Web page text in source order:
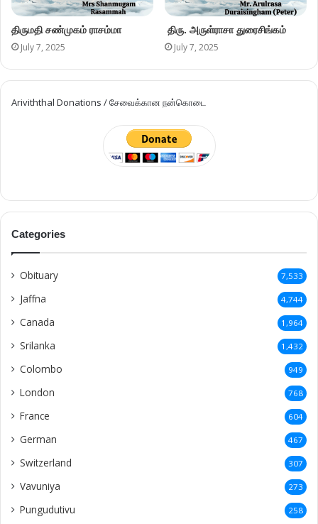
திருமதி சண்முகம் ராசம்மா
July 7, 2025
திரு. அருள்ராசா துரைசிங்கம்
July 7, 2025
Ariviththal Donations / சேவைக்கான நன்கொடை
Categories
Obituary 7,533
Jaffna 4,744
Canada 1,964
Srilanka 1,432
Colombo 949
London 768
France 604
German 467
Switzerland 307
Vavuniya 273
Pungudutivu 258